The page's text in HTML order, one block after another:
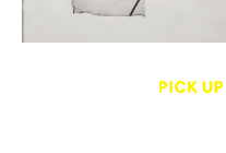
ザ ターミナル キョウト